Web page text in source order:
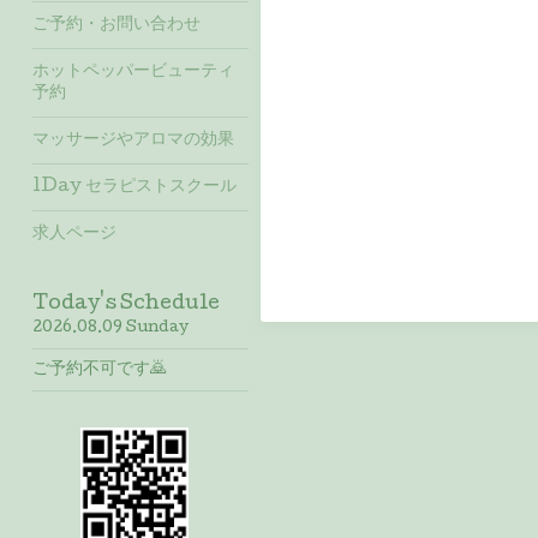
ご予約・お問い合わせ
ホットペッパービューティ
予約
マッサージやアロマの効果
1Day セラピストスクール
求人ページ
Today's Schedule
2026.08.09 Sunday
ご予約不可です🙇